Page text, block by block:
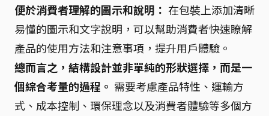
便於消費者理解的圖示和說明： 在包裝上添加清晰
易懂的圖示和文字說明，可以幫助消費者快速瞭解
產品的使用方法和注意事項，提升用戶體驗。
總而言之，結構設計並非單純的形狀選擇，而是一
個綜合考量的過程。 需要考慮產品特性、運輸方
式、成本控制、環保理念以及消費者體驗等多個方